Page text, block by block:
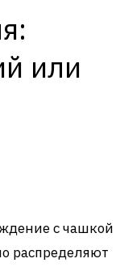
или
с чашкой
распределяют